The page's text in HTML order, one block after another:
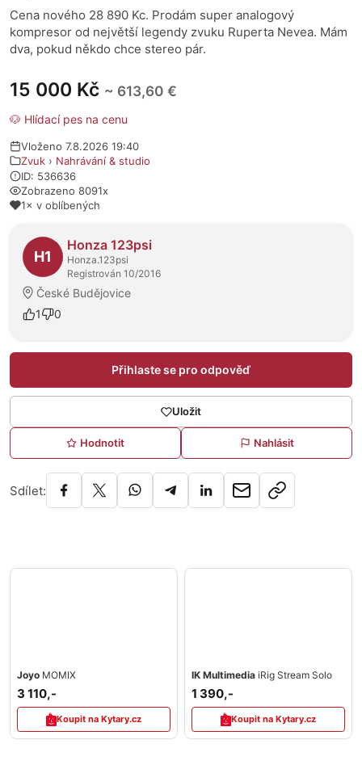
15 000 Kč ~ 613,60 €
🐶 Hlídací pes na cenu
Vloženo 7.8.2026 19:40
Zvuk › Nahrávání & studio
ID: 536636
Zobrazeno 8091x
1× v oblíbených
O prodejci
H1
Honza 123psi
Honza.123psi
Registrován 10/2016
České Budějovice
1
0
Přihlaste se pro odpověď
Uložit
Hodnotit Nahlásit
Sdílet:
Cena nového 28 890 Kc. Prodám super analogový
kompresor od největší legendy zvuku Ruperta Nevea. Mám
dva, pokud někdo chce stereo pár.
Joyo MOMIX
3 110,-
Koupit na Kytary.cz
IK Multimedia iRig Stream Solo
1 390,-
Koupit na Kytary.cz